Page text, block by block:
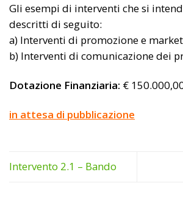
Gli esempi di interventi che si
descritti di seguito:
a) Interventi di promozione e
b) Interventi di comunicazione dei
Dotazione Finanziaria: €
in attesa di pubblicazione
Intervento 2.1 – Bando